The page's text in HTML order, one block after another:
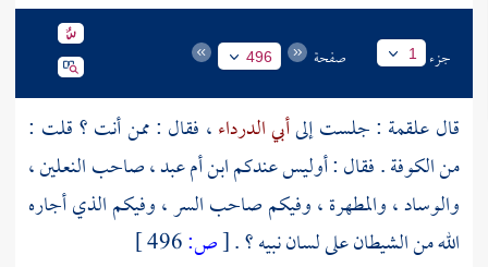
جزء 1 صفحة 496
قالعلقمة : جلست إلىأبي الدرداء، فقال : ممن أنت ؟ قلت :
منالكوفة. فقال : أوليس عندكمابن أم عبد، صاحب النعلين ،
والوساد ، والمطهرة ، وفيكم صاحب السر ، وفيكم الذي أجاره
الله من الشيطان على لسان نبيه ؟ .[ص: